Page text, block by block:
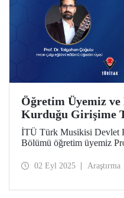
Öğretim Üyemiz
Kurduğu Girişime
İTÜ Türk Musikisi Devlet
Bölümü öğretim üyemiz
kurucusu olduğu
02 Eyl 2025 Araştırma